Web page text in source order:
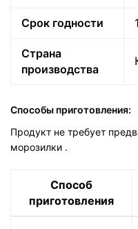
Срок годности
Страна
производства
Способы приготовления:
Продукт не требует
морозилки .
Способ
приготовления